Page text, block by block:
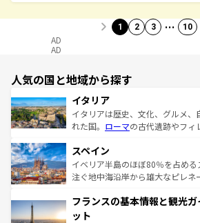
1 2 3 … 10
AD
AD
人気の国と地域から探す
イタリア
イタリアは歴史、文化、グルメ
れた国。 ローマの古代遺跡やフィ
ろん、トスカーナの美しい田園風
景など、自然景観も見逃せない。
ピザやパスタなど、絶品のイタリ
ませてくれるイタリアで、忘れら
なお、新着のイタリア情報は
スペイン
イベリア半島のほぼ80％を占め
注ぐ地中海沿岸から雄大なピレネ
文化が根付くこの国では、情熱的
れる闘牛、そして美味しいタパス
フランスの基本情報と観光
ット